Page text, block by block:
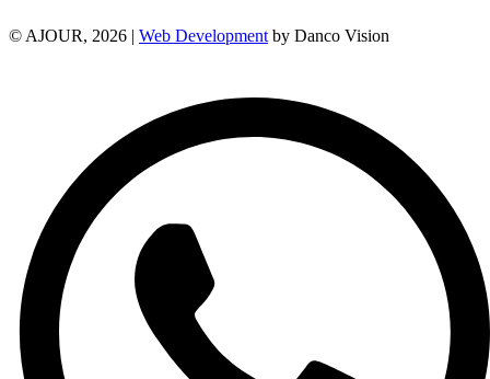
© AJOUR, 2026 | Web Development by Danco Vision